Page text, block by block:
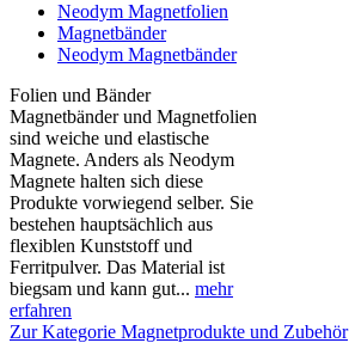
Neodym Magnetfolien
Magnetbänder
Neodym Magnetbänder
Folien und Bänder
Magnetbänder und Magnetfolien
sind weiche und elastische
Magnete. Anders als Neodym
Magnete halten sich diese
Produkte vorwiegend selber. Sie
bestehen hauptsächlich aus
flexiblen Kunststoff und
Ferritpulver. Das Material ist
biegsam und kann gut... mehr
erfahren
Zur Kategorie Magnetprodukte und Zubehör